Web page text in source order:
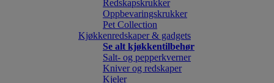
Redskapskrukker
Oppbevaringskrukker
Pet Collection
Kjøkkenredskaper & gadgets
Se alt kjøkkentilbehør
Salt- og pepperkverner
Kniver og redskaper
Kjeler